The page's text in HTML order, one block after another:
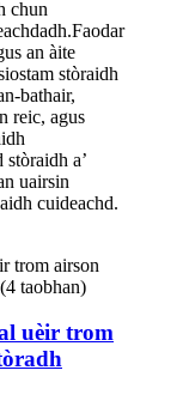
chun
an àite
stòraidh
bathair,
reic, agus
a’
uairsin
cuideachd.
uèir trom